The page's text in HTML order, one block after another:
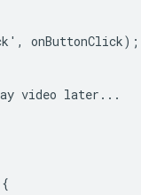
onButtonClick);
video later...